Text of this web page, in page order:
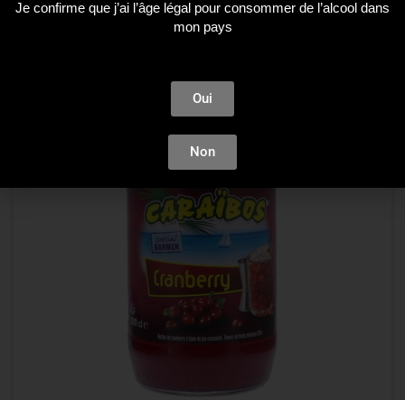
Je confirme que j’ai l’âge légal pour consommer de l’alcool dans
mon pays
Oui
Non